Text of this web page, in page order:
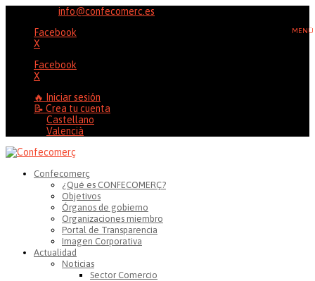
info@confecomerc.es
Facebook
X
Facebook
X
🔥 Iniciar sesión
📝 Crea tu cuenta
Castellano
Valencià
Confecomerç
¿Qué es CONFECOMERÇ?
Objetivos
Órganos de gobierno
Organizaciones miembro
Portal de Transparencia
Imagen Corporativa
Actualidad
Noticias
Sector Comercio